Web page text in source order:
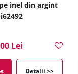
inel din argint
Lei
Detalii >>